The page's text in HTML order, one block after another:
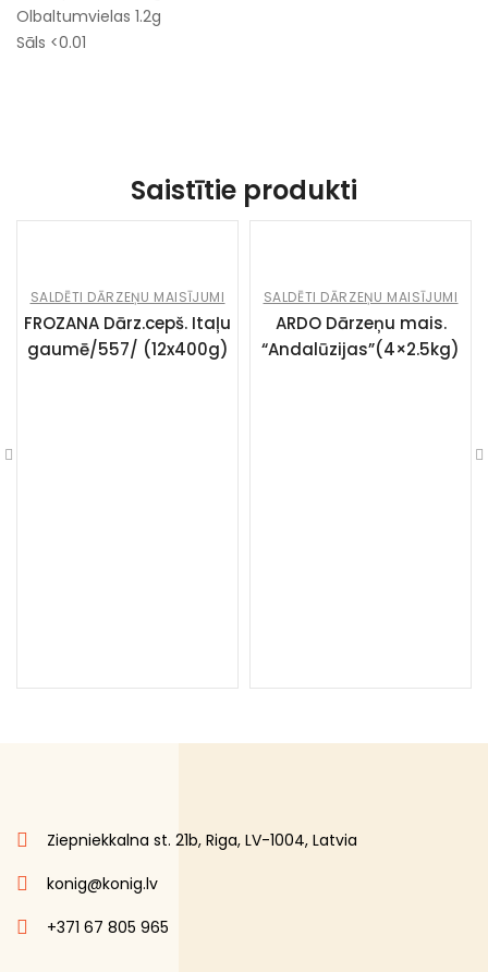
Olbaltumvielas 1.2g
Sāls <0.01
Saistītie produkti
SALDĒTI DĀRZEŅU MAISĪJUMI
FROZANA Dārz.cepš. Itaļu
gaumē/557/ (12x400g)
SALDĒTI DĀRZEŅU MAISĪJUMI
ARDO Dārzeņu mais.
“Andalūzijas”(4×2.5kg)
Ziepniekkalna st. 21b, Riga, LV-1004, Latvia
konig@konig.lv
+371 67 805 965